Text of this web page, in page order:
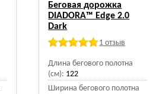
Беговая дорожка
DIADORA™ Edge 2.0
Dark
1 отзыв
Длина бегового полотна
(см): 122
Ширина бегового полотна